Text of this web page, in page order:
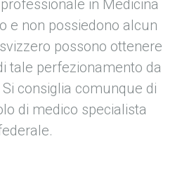
in Medicina
e non possiedono alcun
possono ottenere
tale perfezionamento da
consiglia comunque di
di medico specialista